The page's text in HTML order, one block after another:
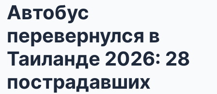
Автобус
перевернулся в
Таиланде 2026: 28
пострадавших